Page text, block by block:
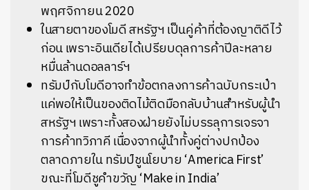
พฤศจิกายน 2020
ในสายตาของโมดี สหรัฐฯ เป็นคู่ค้าที่ต้องญาติดีไว้
ก่อน เพราะอินเดียได้เปรียบดุลการค้าปีละหลาย
หมื่นล้านดอลลาร์ฯ
ทรัมป์กับโมดีอาจทำข้อตกลงการค้าฉบับกระเป๋า
แค่พอให้เป็นของติดไม้ติดมือกลับบ้านสำหรับผู้นำ
สหรัฐฯ เพราะทั้งสองฝ่ายยังไม่บรรลุการเจรจา
การค้าทวิภาคี เนื่องจากผู้นำทั้งคู่ต่างปกป้อง
ตลาดภายใน ทรัมป์ชูนโยบาย ‘America First’
ขณะที่โมดีชูคำขวัญ ‘Make in India’